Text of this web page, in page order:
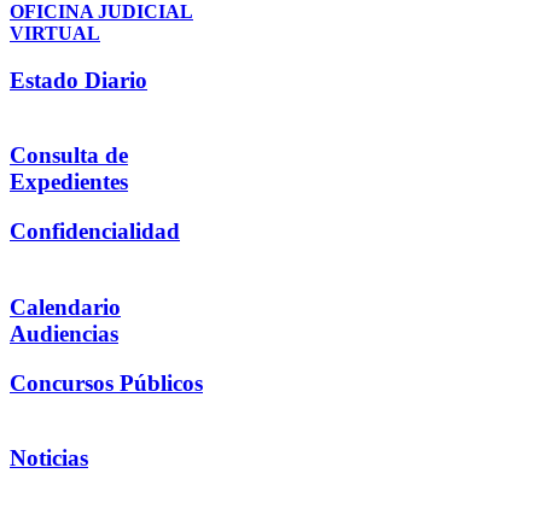
OFICINA JUDICIAL
VIRTUAL
Estado Diario
Consulta de
Expedientes
Confidencialidad
Calendario
Audiencias
Concursos Públicos
Noticias